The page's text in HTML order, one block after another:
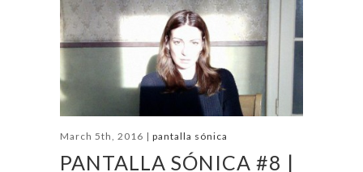
March 5th, 2016 | pantalla sónica
PANTALLA SÓNICA #8 |